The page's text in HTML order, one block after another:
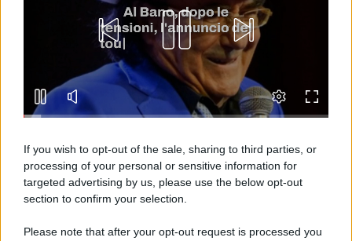
If you wish to opt-out of the sale, sharing to third parties, or
processing of your personal or sensitive information for
targeted advertising by us, please use the below opt-out
section to confirm your selection.
Please note that after your opt-out request is processed you
Gianluca Gaetano, la moglie del
calciatore mamma a tempo pieno
Oroscopo del pomeriggio, sabato 8
agosto
Oroscopo del pomeriggio, sabato 8
agosto